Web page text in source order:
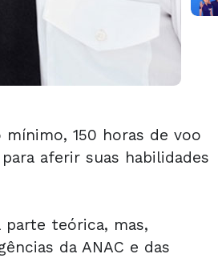
150 horas de voo
aferir suas habilidades
teórica, mas,
da ANAC e das